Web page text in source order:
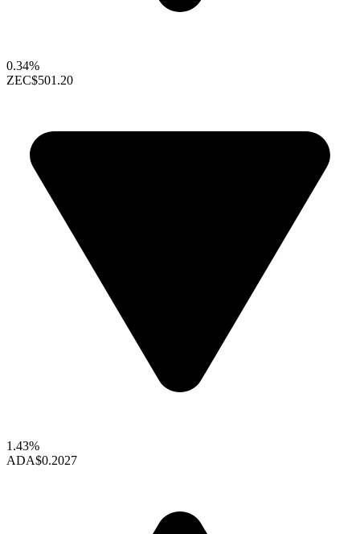
0.34%
ZEC$501.20
1.43%
ADA$0.2027